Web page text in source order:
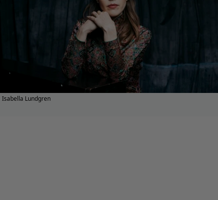
Isabella Lundgren